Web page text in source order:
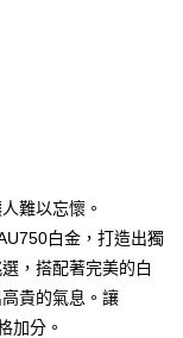
行
行
業銀行
業銀行
業銀行
行
）商業銀行
業銀行
行
業銀行
行
）商業銀行
業銀行
難以忘懷。
白金，打造出獨
，搭配著完美的白
貴的氣息。讓
加分。